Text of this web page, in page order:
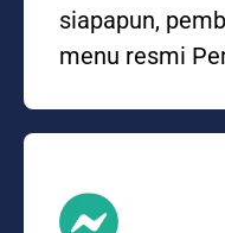
siapapun,
menu resmi